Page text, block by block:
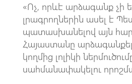
«Ոչ, որևէ արձագանք չի
լրագրողներին ասել է
պատասխանելով այն
Հայաստանը
կողմից լոլիկի
սահմանափակելու